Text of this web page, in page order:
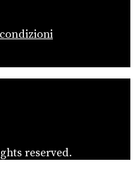
reserved.